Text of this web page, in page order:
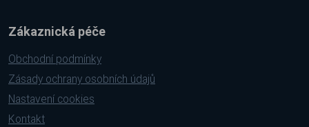
Zákaznická péče
Obchodní podmínky
Zásady ochrany osobních údajů
Nastavení cookies
Kontakt